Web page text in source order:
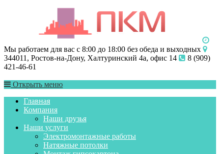
Мы работаем для вас с 8:00 до 18:00 без обеда и выходных
344011, Ростов-на-Дону, Халтуринский 4а, офис 14
8 (909)
421-46-61
Открыть меню
Главная
Компания
Наши друзья
Наши услуги
Электромонтажные работы
Натяжные потолки